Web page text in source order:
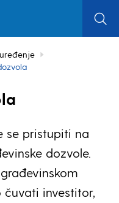
se pristupiti na
dozvole.
investitor,